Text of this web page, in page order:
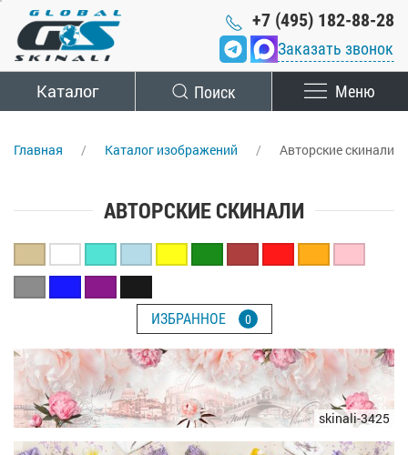
+7 (495) 182-88-28
Заказать звонок
Каталог Поиск Меню
Главная Каталог изображений Авторские скинали
АВТОРСКИЕ СКИНАЛИ
ИЗБРАННОЕ 0
skinali-3425